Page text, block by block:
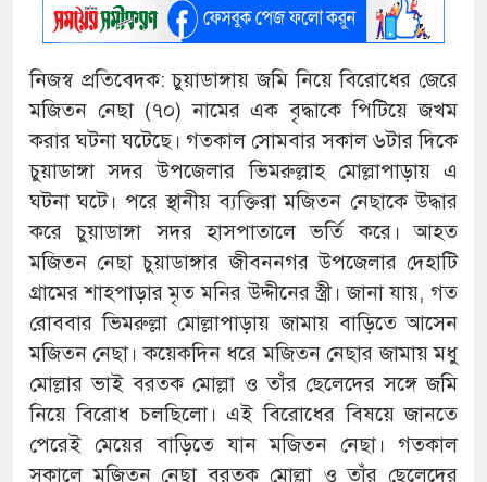
নিজস্ব প্রতিবেদক: চুয়াডাঙ্গায় জমি নিয়ে বিরোধের জেরে
মজিতন নেছা (৭০) নামের এক বৃদ্ধাকে পিটিয়ে জখম
করার ঘটনা ঘটেছে। গতকাল সোমবার সকাল ৬টার দিকে
চুয়াডাঙ্গা সদর উপজেলার ভিমরুল্লাহ মোল্লাপাড়ায় এ
ঘটনা ঘটে। পরে স্থানীয় ব্যক্তিরা মজিতন নেছাকে উদ্ধার
করে চুয়াডাঙ্গা সদর হাসপাতালে ভর্তি করে। আহত
মজিতন নেছা চুয়াডাঙ্গার জীবননগর উপজেলার দেহাটি
গ্রামের শাহপাড়ার মৃত মনির উদ্দীনের স্ত্রী। জানা যায়, গত
রোববার ভিমরুল্লা মোল্লাপাড়ায় জামায় বাড়িতে আসেন
মজিতন নেছা। কয়েকদিন ধরে মজিতন নেছার জামায় মধু
মোল্লার ভাই বরতক মোল্লা ও তাঁর ছেলেদের সঙ্গে জমি
নিয়ে বিরোধ চলছিলো। এই বিরোধের বিষয়ে জানতে
পেরেই মেয়ের বাড়িতে যান মজিতন নেছা। গতকাল
সকালে মজিতন নেছা বরতক মোল্লা ও তাঁর ছেলেদের